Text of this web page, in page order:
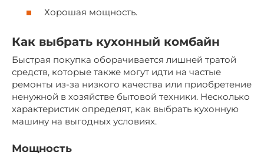
Хорошая мощность.
Как выбрать кухонный комбайн
Быстрая покупка оборачивается лишней тратой
средств, которые также могут идти на частые
ремонты из-за низкого качества или приобретение
ненужной в хозяйстве бытовой техники. Несколько
характеристик определят, как выбрать кухонную
машину на выгодных условиях.
Мощность